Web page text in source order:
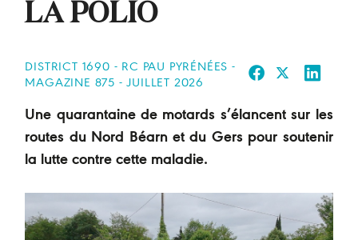
LA POLIO
DISTRICT 1690 - RC PAU PYRÉNÉES -
MAGAZINE 875 - JUILLET 2026
Une quarantaine de motards s’élancent sur les
routes du Nord Béarn et du Gers pour soutenir
la lutte contre cette maladie.